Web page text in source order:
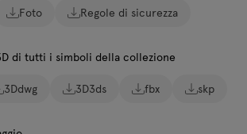
Foto Regole di sicurezza
di tutti i simboli della collezione
3Ddwg 3D3ds fbx skp